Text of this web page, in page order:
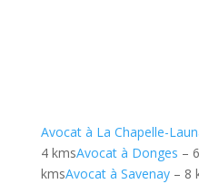
Avocat à La Chapelle-
4 kmsAvocat à Donges –
kmsAvocat à Savenay– 8